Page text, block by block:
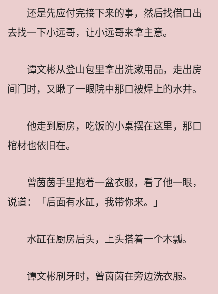
还是先应付完接下来的事，然后找借口出
去找一下小远哥，让小远哥来拿主意。
谭文彬从登山包里拿出洗漱用品，走出房
间门时，又瞅了一眼院中那口被焊上的水井。
他走到厨房，吃饭的小桌摆在这里，那口
棺材也依旧在。
曾茵茵手里抱着一盆衣服，看了他一眼，
说道：「后面有水缸，我带你来。」
水缸在厨房后头，上头搭着一个木瓢。
谭文彬刷牙时，曾茵茵在旁边洗衣服。